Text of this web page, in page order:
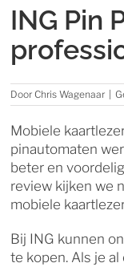
ING Pin
Door Chris Wagenaar
Mobiele
pinautomaten
beter en
review kijken we
mobiele
Bij ING kunnen
te kopen. Als je